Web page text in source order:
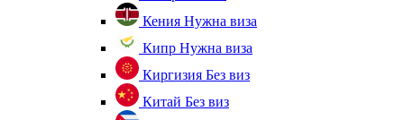
Кения Нужна виза
Кипр Нужна виза
Киргизия Без виз
Китай Без виз